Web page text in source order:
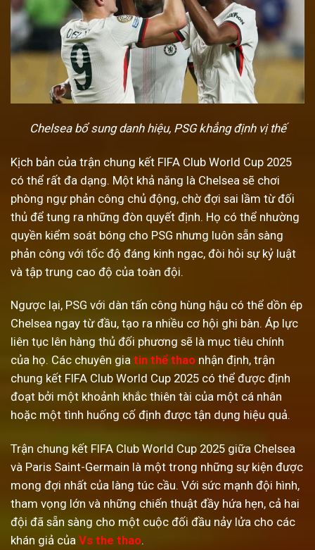
Chelsea bổ sung danh hiệu, PSG khẳng định vị thế
Kịch bản của trận chung kết FIFA Club World Cup 2025
có thể rất đa dạng. Một khả năng là Chelsea sẽ chơi
phòng ngự phản công chủ động, chờ đợi sai lầm từ đối
thủ để tung ra những đòn quyết định. Họ có thể nhường
quyền kiểm soát bóng cho PSG nhưng luôn sẵn sàng
phản công với tốc độ đáng kinh ngạc, đòi hỏi sự kỷ luật
và tập trung cao độ của toàn đội.
Ngược lại, PSG với dàn tấn công hùng hậu có thể dồn ép
Chelsea ngay từ đầu, tạo ra nhiều cơ hội ghi bàn. Áp lực
liên tục lên hàng thủ đối phương sẽ là mục tiêu chính
của họ. Các chuyên gia tin thể thao nhận định, trận
chung kết FIFA Club World Cup 2025 có thể được định
đoạt bởi một khoảnh khắc thiên tài của một cá nhân
hoặc một tình huống cố định được tận dụng hiệu quả.
Trận chung kết FIFA Club World Cup 2025 giữa Chelsea
và Paris Saint-Germain là một trong những sự kiện được
mong đợi nhất của làng túc cầu. Với sức mạnh đội hình,
tham vọng lớn và những chiến thuật đầy hứa hẹn, cả hai
đội đã sẵn sàng cho một cuộc đối đầu nảy lửa cho các
khán giả của Vs the thao.